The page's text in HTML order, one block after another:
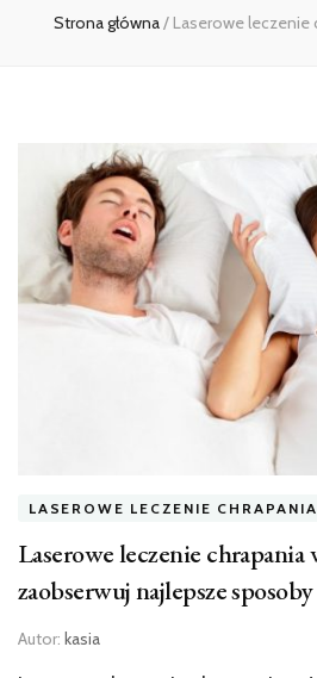
Strona główna/ Laserowe leczenie
LASEROWE LECZENIE
Laserowe leczenie chrapania
zaobserwuj najlepsze sposoby
Autor: kasia